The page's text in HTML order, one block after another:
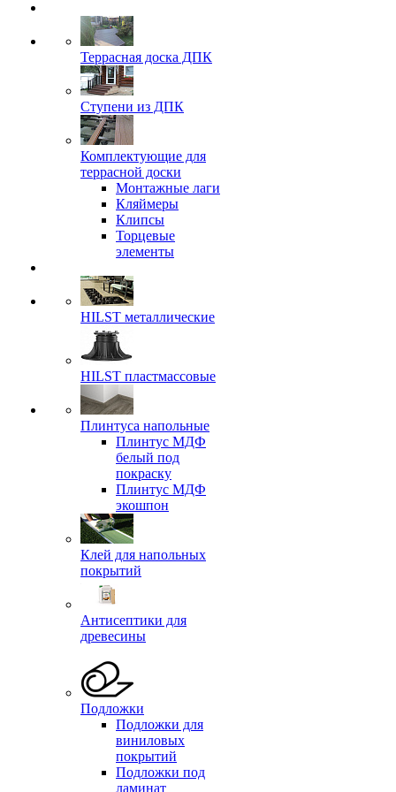
Террасная доска ДПК
Ступени из ДПК
Комплектующие для
террасной доски
Монтажные лаги
Кляймеры
Клипсы
Торцевые
элементы
HILST металлические
HILST пластмассовые
Плинтуса напольные
Плинтус МДФ
белый под
покраску
Плинтус МДФ
экошпон
Клей для напольных
покрытий
Антисептики для
древесины
Подложки
Подложки для
виниловых
покрытий
Подложки под
ламинат